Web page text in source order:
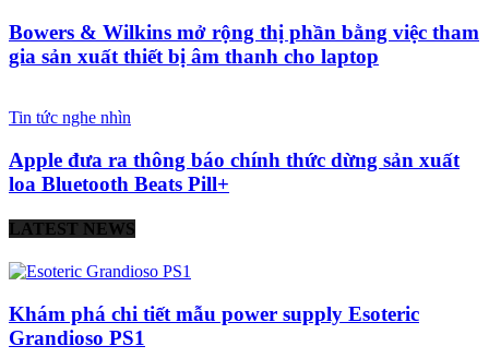
Bowers & Wilkins mở rộng thị phần bằng việc tham
gia sản xuất thiết bị âm thanh cho laptop
Tin tức nghe nhìn
Apple đưa ra thông báo chính thức dừng sản xuất
loa Bluetooth Beats Pill+
LATEST NEWS
Khám phá chi tiết mẫu power supply Esoteric
Grandioso PS1